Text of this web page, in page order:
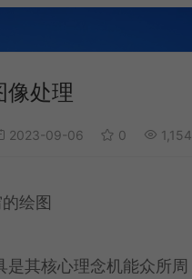
像处理
2023-09-06 0 1,154
绘图
其核心理念机能众所周